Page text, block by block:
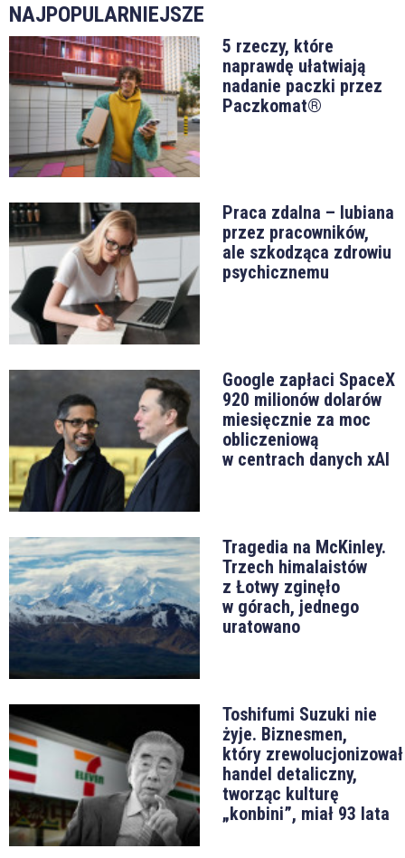
NAJPOPULARNIEJSZE
5 rzeczy, które
naprawdę ułatwiają
nadanie paczki przez
Paczkomat®
Praca zdalna – lubiana
przez pracowników,
ale szkodząca zdrowiu
psychicznemu
Google zapłaci SpaceX
920 milionów dolarów
miesięcznie za moc
obliczeniową
w centrach danych xAI
Tragedia na McKinley.
Trzech himalaistów
z Łotwy zginęło
w górach, jednego
uratowano
Toshifumi Suzuki nie
żyje. Biznesmen,
który zrewolucjonizował
handel detaliczny,
tworząc kulturę
„konbini”, miał 93 lata